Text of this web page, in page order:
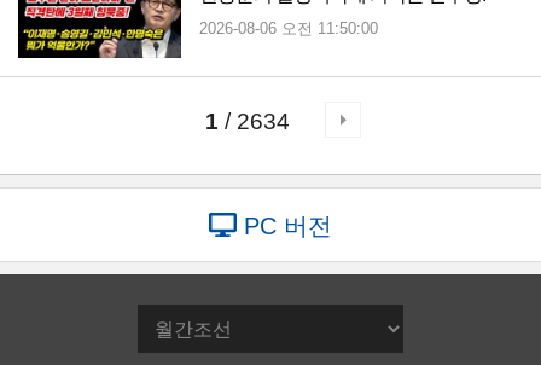
2026-08-06 오전 11:50:00
1 / 2634
PC 버전